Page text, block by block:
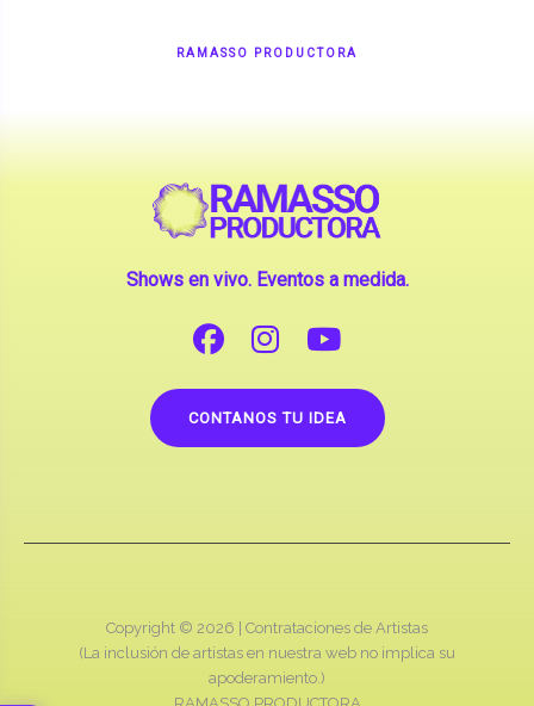
RAMASSO PRODUCTORA
Shows en vivo. Eventos a medida.
CONTANOS TU IDEA
Copyright © 2026 | Contrataciones de Artistas
(La inclusión de artistas en nuestra web no implica su
apoderamiento.)